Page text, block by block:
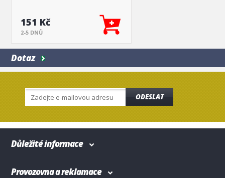
151 Kč
2-5 DNŮ
Dotaz
ODESLAT
Důležité informace
Provozovna a reklamace